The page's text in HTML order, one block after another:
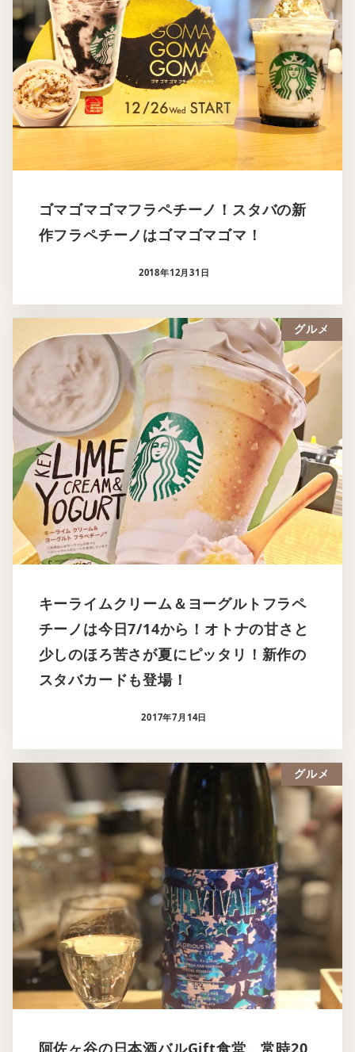
ゴマゴマゴマフラペチーノ！スタバの新
作フラペチーノはゴマゴマゴマ！
2018年12月31日
グルメ
キーライムクリーム＆ヨーグルトフラペ
チーノは今日7/14から！オトナの甘さと
少しのほろ苦さが夏にピッタリ！新作の
スタバカードも登場！
2017年7月14日
グルメ
阿佐ヶ谷の日本酒バルGift食堂、常時20